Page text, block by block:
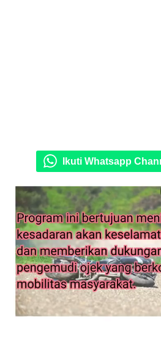
Ikuti Whatsapp